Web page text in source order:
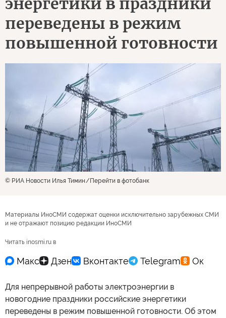
переведены в режим
повышенной готовности
© РИА Новости Илья Тимин Перейти в фотобанк
Материалы ИноСМИ содержат оценки исключительно зарубежных СМИ
и не отражают позицию редакции ИноСМИ
Читать inosmi.ru в
Для непрерывной работы электроэнергии в
новогодние праздники российские энергетики
переведены в режим повышенной готовности. Об этом